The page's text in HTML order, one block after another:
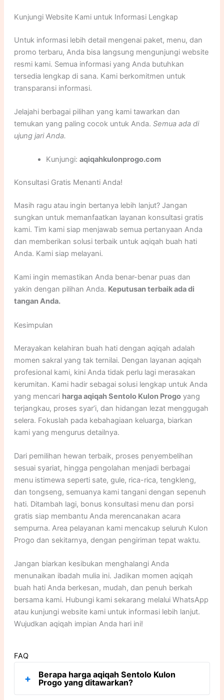
Kunjungi Website Kami untuk Informasi Lengkap
Untuk informasi lebih detail mengenai paket, menu, dan
promo terbaru, Anda bisa langsung mengunjungi website
resmi kami. Semua informasi yang Anda butuhkan
tersedia lengkap di sana. Kami berkomitmen untuk
transparansi informasi.
Jelajahi berbagai pilihan yang kami tawarkan dan
temukan yang paling cocok untuk Anda. Semua ada di
ujung jari Anda.
Kunjungi: aqiqahkulonprogo.com
Konsultasi Gratis Menanti Anda!
Masih ragu atau ingin bertanya lebih lanjut? Jangan
sungkan untuk memanfaatkan layanan konsultasi gratis
kami. Tim kami siap menjawab semua pertanyaan Anda
dan memberikan solusi terbaik untuk aqiqah buah hati
Anda. Kami siap melayani.
Kami ingin memastikan Anda benar-benar puas dan
yakin dengan pilihan Anda. Keputusan terbaik ada di
tangan Anda.
Kesimpulan
Merayakan kelahiran buah hati dengan aqiqah adalah
momen sakral yang tak ternilai. Dengan layanan aqiqah
profesional kami, kini Anda tidak perlu lagi merasakan
kerumitan. Kami hadir sebagai solusi lengkap untuk Anda
yang mencari harga aqiqah Sentolo Kulon Progoyang
terjangkau, proses syar’i, dan hidangan lezat menggugah
selera. Fokuslah pada kebahagiaan keluarga, biarkan
kami yang mengurus detailnya.
Dari pemilihan hewan terbaik, proses penyembelihan
sesuai syariat, hingga pengolahan menjadi berbagai
menu istimewa seperti sate, gule, rica-rica, tengkleng,
dan tongseng, semuanya kami tangani dengan sepenuh
hati. Ditambah lagi, bonus konsultasi menu dan porsi
gratis siap membantu Anda merencanakan acara
sempurna. Area pelayanan kami mencakup seluruh Kulon
Progo dan sekitarnya, dengan pengiriman tepat waktu.
Jangan biarkan kesibukan menghalangi Anda
menunaikan ibadah mulia ini. Jadikan momen aqiqah
buah hati Anda berkesan, mudah, dan penuh berkah
bersama kami. Hubungi kami sekarang melalui WhatsApp
atau kunjungi website kami untuk informasi lebih lanjut.
Wujudkan aqiqah impian Anda hari ini!
FAQ
Berapa harga aqiqah Sentolo Kulon
Progo yang ditawarkan?
+